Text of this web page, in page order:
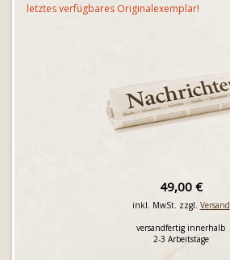
letztes verfügbares Originalexemplar!
49,00 €
inkl. MwSt. zzgl. Versand
versandfertig innerhalb
2-3 Arbeitstage